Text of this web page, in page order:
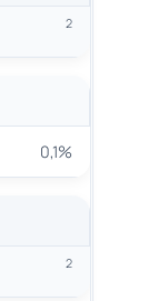
2
0,1%
2